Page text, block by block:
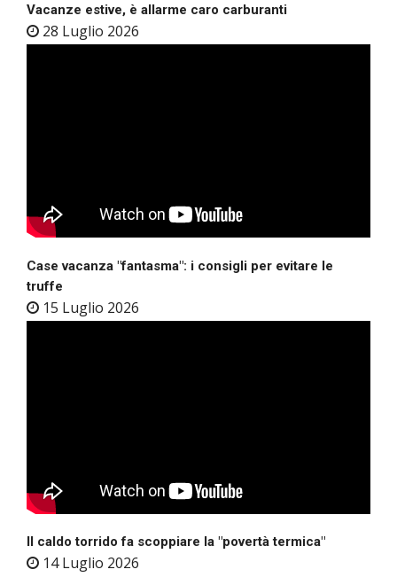
Vacanze estive, è allarme caro carburanti
28 Luglio 2026
Case vacanza "fantasma": i consigli per evitare le
truffe
15 Luglio 2026
Il caldo torrido fa scoppiare la "povertà termica"
14 Luglio 2026